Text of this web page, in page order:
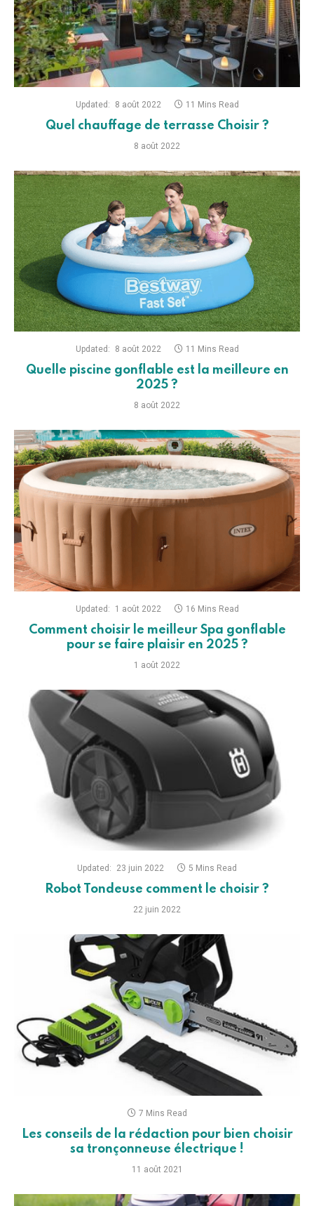
Updated: 8 août 2022 11 Mins Read
Quel chauffage de terrasse Choisir ?
8 août 2022
Updated: 8 août 2022 11 Mins Read
Quelle piscine gonflable est la meilleure en
2025 ?
8 août 2022
Updated: 1 août 2022 16 Mins Read
Comment choisir le meilleur Spa gonflable
pour se faire plaisir en 2025 ?
1 août 2022
Updated: 23 juin 2022 5 Mins Read
Robot Tondeuse comment le choisir ?
22 juin 2022
7 Mins Read
Les conseils de la rédaction pour bien choisir
sa tronçonneuse électrique !
11 août 2021